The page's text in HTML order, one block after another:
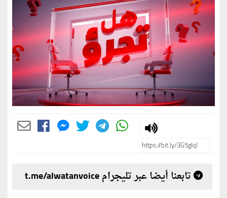
تابعنا أيضا عبر تليجرام t.me/alwatanvoice